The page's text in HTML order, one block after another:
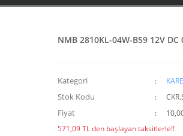
NMB 2810KL-04W-B59 12V DC
Kategori
Stok Kodu
Fiyat
571,09 TL den başlayan taksitlerle!!